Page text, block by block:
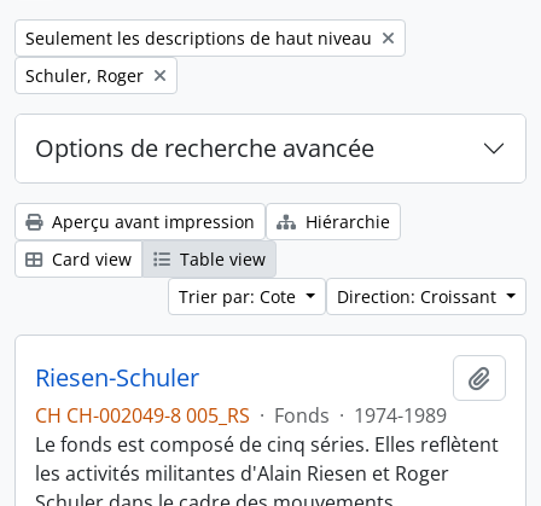
Remove filter:
Seulement les descriptions de haut niveau
Remove filter:
Schuler, Roger
Options de recherche avancée
Aperçu avant impression
Hiérarchie
Card view
Table view
Trier par: Cote
Direction: Croissant
Riesen-Schuler
CH CH-002049-8 005_RS · Fonds · 1974-1989
Le fonds est composé de cinq séries. Elles reflètent
les activités militantes d'Alain Riesen et Roger